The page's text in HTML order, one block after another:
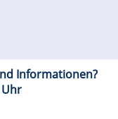
Informationen?
Uhr